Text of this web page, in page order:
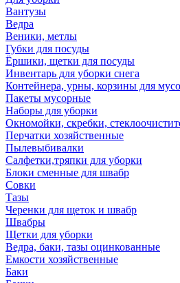
Вантузы
Ведра
Веники, метлы
Губки для посуды
Ёршики, щетки для посуды
Инвентарь для уборки снега
Контейнера, урны, корзины для
Пакеты мусорные
Наборы для уборки
Окномойки, скребки,
Перчатки хозяйственные
Пылевыбивалки
Салфетки,тряпки для уборки
Блоки сменные для швабр
Совки
Тазы
Черенки для щеток и швабр
Швабры
Щетки для уборки
Ведра, баки, тазы оцинкованные
Емкости хозяйственные
Баки